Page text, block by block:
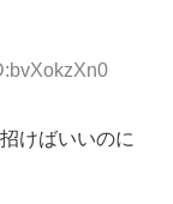
けばいいのに